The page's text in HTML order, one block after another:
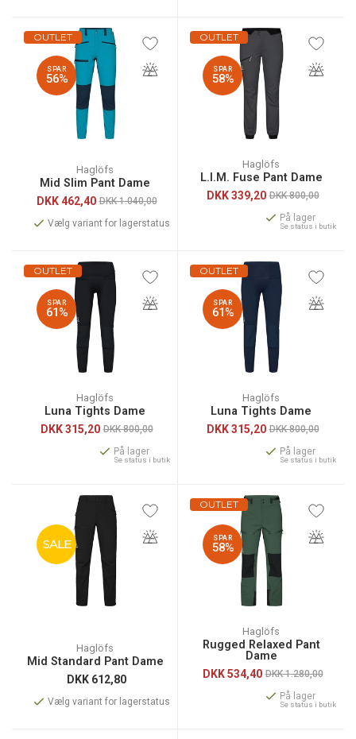
OUTLET
SPAR
56%
Haglöfs
Mid Slim Pant Dame
DKK462,40 DKK 1.040,00
Vælg variant for lagerstatus
OUTLET
SPAR
58%
Haglöfs
L.I.M. Fuse Pant Dame
DKK339,20 DKK 800,00
På lager
Se status i butik
OUTLET
SPAR
61%
Haglöfs
Luna Tights Dame
DKK315,20 DKK 800,00
På lager
Se status i butik
OUTLET
SPAR
61%
Haglöfs
Luna Tights Dame
DKK315,20 DKK 800,00
På lager
Se status i butik
SALE
Haglöfs
Mid Standard Pant Dame
DKK 612,80
Vælg variant for lagerstatus
OUTLET
SPAR
58%
Haglöfs
Rugged Relaxed Pant
Dame
DKK534,40 DKK 1.280,00
På lager
Se status i butik